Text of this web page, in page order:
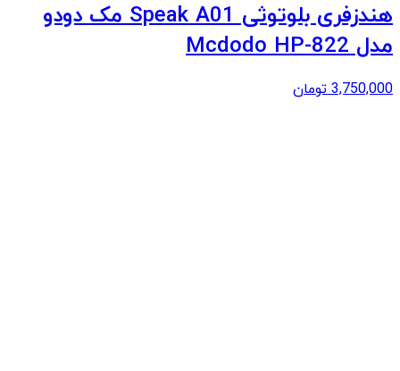
هندزفری بلوتوثی Speak A01 مک دودو
مدل Mcdodo HP-822
3,750,000 تومان